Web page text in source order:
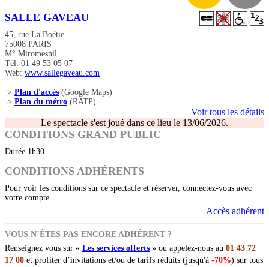
SALLE GAVEAU
45, rue La Boétie
75008 PARIS
M° Miromesnil
Tél: 01 49 53 05 07
Web: www.sallegaveau.com
> Plan d'accès (Google Maps)
> Plan du métro (RATP)
Voir tous les détails
Le spectacle s'est joué dans ce lieu le 13/06/2026.
CONDITIONS GRAND PUBLIC
Durée 1h30.
CONDITIONS ADHÉRENTS
Pour voir les conditions sur ce spectacle et réserver, connectez-vous avec
votre compte.
Accès adhérent
VOUS N’ÊTES PAS ENCORE ADHÉRENT ?
Renseignez vous sur « Les services offerts » ou appelez-nous au 01 43 72
17 00 et profiter d’invitations et/ou de tarifs réduits (jusqu'à -70%) sur tous